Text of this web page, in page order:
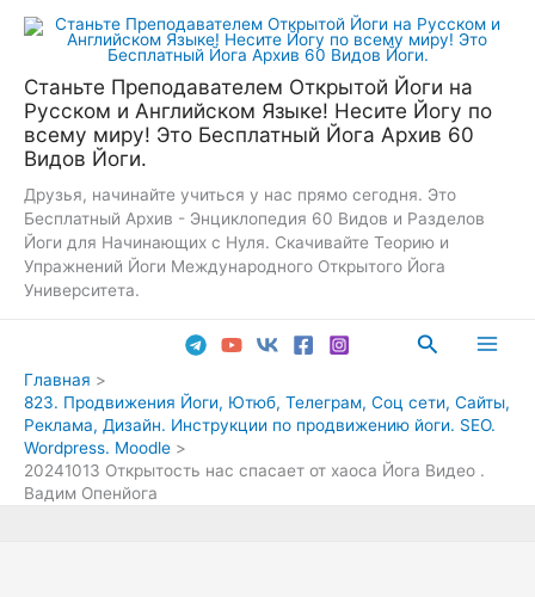
Перейти
Станьте Преподавателем Открытой Йоги на
Русском и Английском Языке! Несите Йогу по
всему миру! Это Бесплатный Йога Архив 60
Видов Йоги.
Друзья, начинайте учиться у нас прямо сегодня. Это
Бесплатный Архив - Энциклопедия 60 Видов и Разделов
Йоги для Начинающих с Нуля. Скачивайте Теорию и
Упражнений Йоги Международного Открытого Йога
Университета.
Поиск
Главная
823. Продвижения Йоги, Ютюб, Телеграм, Соц сети, Сайты,
Реклама, Дизайн. Инструкции по продвижению йоги. SEO.
Wordpress. Moodle
20241013 Открытость нас спасает от хаоса Йога Видео .
Вадим Опенйога